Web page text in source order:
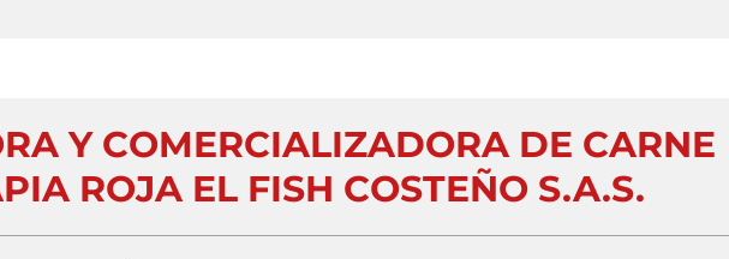
Y COMERCIALIZADORA DE CARNE
ROJA EL FISH COSTEÑO S.A.S.